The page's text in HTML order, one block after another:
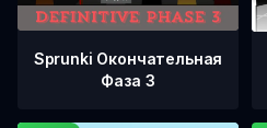
Sprunki Окончательная
Фаза 3